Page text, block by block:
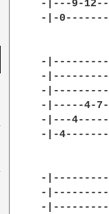
-|---9-
-|-
-
-
-
-|-----4-
-|---
-|-
-
-
-